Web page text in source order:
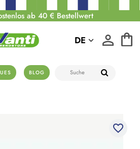
ab 40 € Bestellwert
BLOG
DE
favorite_border